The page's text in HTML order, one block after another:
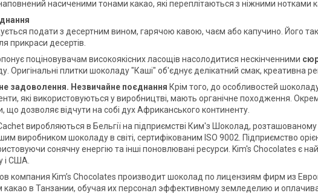
насиченими тонами какао, які переплітаються з ніжними нотками
подати з десертним вином, гарячою кавою, чаєм або капучино. Його
прикраси десертів.
поціновувачам високоякісних ласощів насолодитися нескінченними
Оригінальні плитки шоколаду "Каші" об'єднує делікатний смак, креативна
задоволення. Незвичайне поєднання Крім того, до особливостей
які використовуються у виробництві, мають органічне походження.
дозволяє відчути на собі дух Африканського континенту.
виробляються в Бельгії на підприємстві Ким'з Шоколад, розташованому
виробником шоколаду в світі, сертифікованим ISO 9002. Підприємство
сонячну енергію та інші поновлювані ресурси. Kim's Chocolates є
і США.
компания Kim’s Chocolates производит шоколад по лицензиям фирм из
в Танзании, обучая их персонал эффективному земледелию и